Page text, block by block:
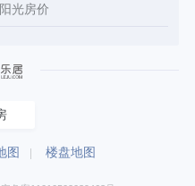
光房价
图 楼盘地图